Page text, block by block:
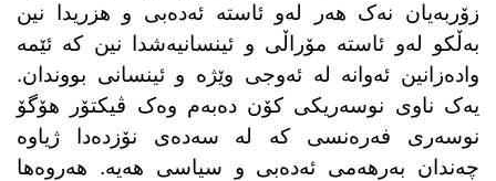
زۆربەیان نەک هەر لەو ئاستە ئەدەبی و هزریدا نین
بەڵکو لەو ئاستە مۆراڵی و ئینسانیەشدا نین کە ئێمە
وادەزانین ئەوانە لە ئەوجی وێژە و ئینسانی بووندان.
یەک ناوی نوسەریکی کۆن دەبەم وەک ڤیکتۆر هۆگۆ
نوسەری فەرەنسی کە لە سەدەی نۆزدەدا ژیاوە
چەندان بەرهەمی ئەدەبی و سیاسی هەیە. هەروەها